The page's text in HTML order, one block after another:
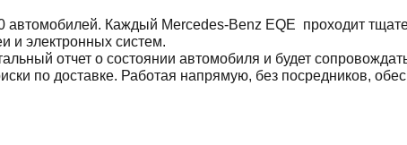
Каждый Mercedes-Benz EQE проходит
и электронных систем.
отчет о состоянии автомобиля и будет
по доставке. Работая напрямую, без посредников,